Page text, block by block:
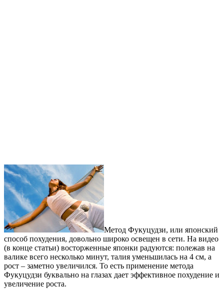
Метод Фукуцудзи, или японский
способ похудения, довольно широко освещен в сети. На видео
(в конце статьи) восторженные японки радуются: полежав на
валике всего несколько минут, талия уменьшилась на 4 см, а
рост – заметно увеличился. То есть применение метода
Фукуцудзи буквально на глазах дает эффективное похудение и
увеличение роста.